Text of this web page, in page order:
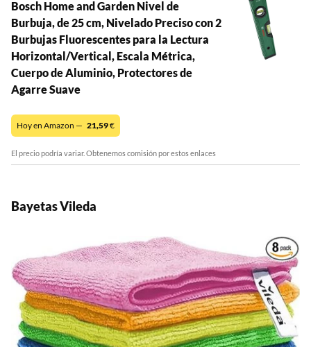
Bosch Home and Garden Nivel de
Burbuja, de 25 cm, Nivelado Preciso con 2
Burbujas Fluorescentes para la Lectura
Horizontal/Vertical, Escala Métrica,
Cuerpo de Aluminio, Protectores de
Agarre Suave
Hoy en Amazon — 21,59€
El precio podría variar. Obtenemos comisión por estos enlaces
Bayetas Vileda